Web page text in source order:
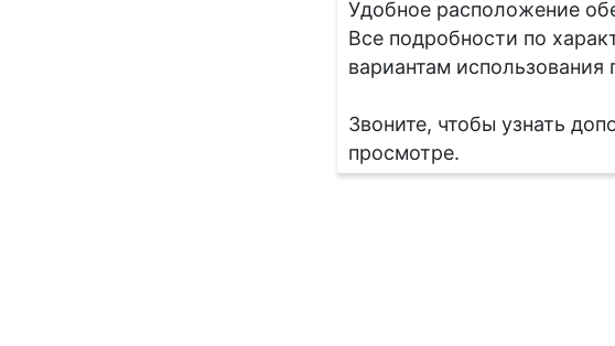
Удобное расположение
Все подробности по
вариантам использования
Звоните, чтобы узнать
просмотре.